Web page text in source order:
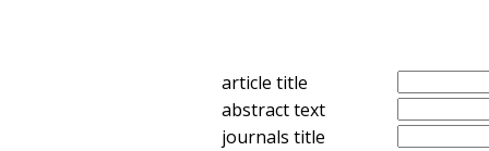
article title
abstract text
journals title